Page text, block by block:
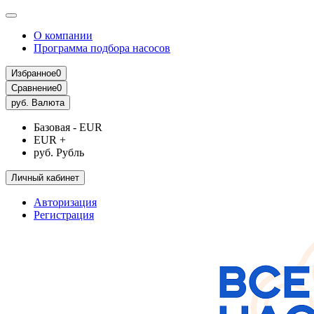
О компании
Программа подбора насосов
Избранное0
Сравнение0
руб. Валюта
Базовая - EUR
EUR +
руб. Рубль
Личный кабинет
Авторизация
Регистрация